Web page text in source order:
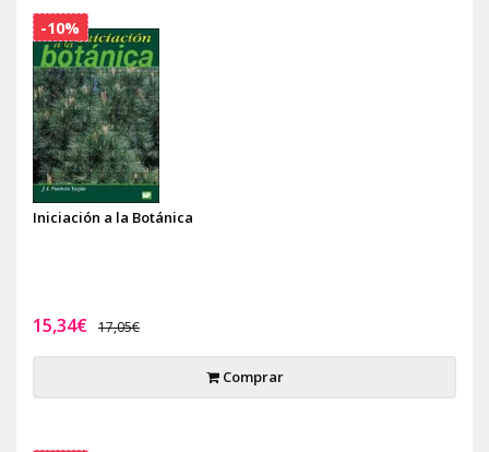
Iniciación a la Botánica
15,34€ 17,05€
Comprar
-10%